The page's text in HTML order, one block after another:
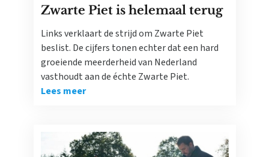
Zwarte Piet is helemaal terug
Links verklaart de strijd om Zwarte Piet
beslist. De cijfers tonen echter dat een hard
groeiende meerderheid van Nederland
vasthoudt aan de échte Zwarte Piet.
Lees meer